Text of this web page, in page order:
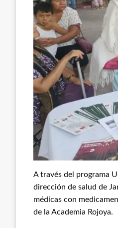
A través del programa
dirección de salud de
médicas con
de la Academia Rojoya.